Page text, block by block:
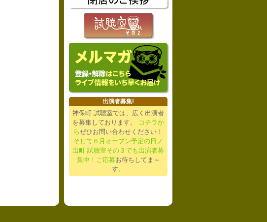
出演者募集!
神保町 試聴室では、広く出演者
を募集しております。
コチラか
らぜひお問い合わせください！
そして６月オープン予定の日ノ
出町 試聴室その３でも出演者募
集中！ご応募お待ちしてま～
す。